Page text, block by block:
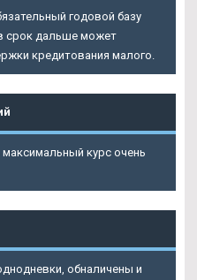
годовой базу
срок дальше может
кредитования малого.
курс очень
обналичены и